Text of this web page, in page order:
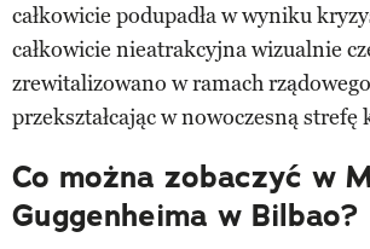
całkowicie podupadła w wyniku
całkowicie nieatrakcyjna wizualnie
zrewitalizowano w ramach
przekształcając w nowoczesną strefę
Co można zobaczyć w
Guggenheima w Bilbao?